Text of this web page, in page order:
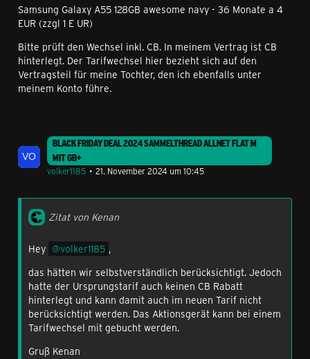
Samsung Galaxy A55 128GB awesome navy - 36 Monate a 4
EUR (zzgl 1 E UR)
Bitte prüft den Wechsel inkl. CB. In meinem Vertrag ist CB
hinterlegt. Der Tarifwechsel hier bezieht sich auf den
Vertragsteil für meine Tochter, den ich ebenfalls unter
meinem Konto führe.
BLACK FRIDAY DEAL 2024 SAMMELTHREAD ALLNET FLAT M
MIT GB+
volker1185
21. November 2024 um 10:45
Zitat von Kenan
Hey volker1185 ,
das hätten wir selbstverständlich berücksichtigt. Jedoch
hatte der Ursprungstarif auch keinen CB Rabatt
hinterlegt und kann damit auch im neuen Tarif nicht
berücksichtigt werden. Das Aktionsgerät kann bei einem
Tarifwechsel mit gebucht werden.
Gruß Kenan